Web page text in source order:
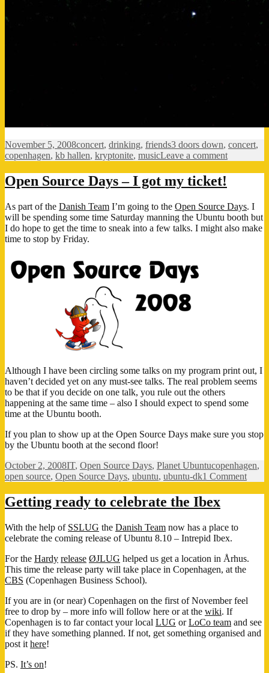
Posted
on
November 5, 2008Categories
concert, drinking, friendsTags
3 doors down, concert,
copenhagen, kb hallen, kryptonite, musicLeave a commenton
Doors
Open Source Days – I got my ticket!
As part of the Danish Team I’m going to the Open Source Days. I
will be spending some time Saturday manning the Ubuntu booth but
I do hope to get the time to sneak into a few talks. I might also make
time to stop by Friday.
Although I have been circling some talks on my program print out, I
haven’t decided yet on any must-see talks. The real problem seems
to be that if you decide on one talk, you rule out the others
happening at the same time – also I should expect to spend some
time at the Ubuntu booth.
If you plan to show up at the Open Source Days make sure you stop
by the Ubuntu booth at the second floor!
Posted
on
October 2, 2008Categories
IT, Open Source Days, Planet UbuntuTags
copenhagen,
open source, Open Source Days, ubuntu, ubuntu-dk1 Commenton
ticket!
Getting ready to celebrate the Ibex
With the help of SSLUG the Danish Team now has a place to
celebrate the coming release of Ubuntu 8.10 – Intrepid Ibex.
For the Hardy release ØJLUG helped us get a location in Århus.
This time the release party will take place in Copenhagen, at the
CBS (Copenhagen Business School).
If you are in (or near) Copenhagen on the first of November feel
free to drop by – more info will follow here or at the wiki. If
Copenhagen is to far contact your local LUG orLoCo team and see
if they have something planned. If not, get something organised and
post it here!
PS. It’s on!